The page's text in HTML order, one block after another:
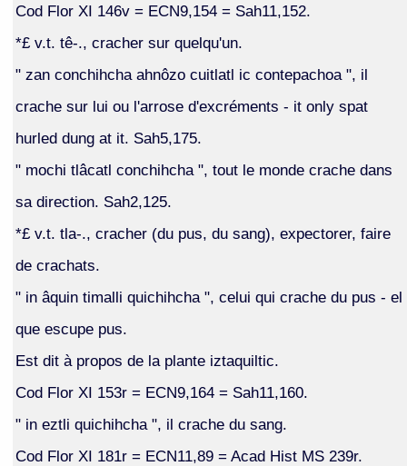
Cod Flor XI 146v = ECN9,154 = Sah11,152.
*£ v.t. tê-., cracher sur quelqu'un.
" zan conchihcha ahnôzo cuitlatl ic contepachoa ", il
crache sur lui ou l'arrose d'excréments - it only spat
hurled dung at it. Sah5,175.
" mochi tlâcatl conchihcha ", tout le monde crache dans
sa direction. Sah2,125.
*£ v.t. tla-., cracher (du pus, du sang), expectorer, faire
de crachats.
" in âquin timalli quichihcha ", celui qui crache du pus - el
que escupe pus.
Est dit à propos de la plante iztaquiltic.
Cod Flor XI 153r = ECN9,164 = Sah11,160.
" in eztli quichihcha ", il crache du sang.
Cod Flor XI 181r = ECN11,89 = Acad Hist MS 239r.